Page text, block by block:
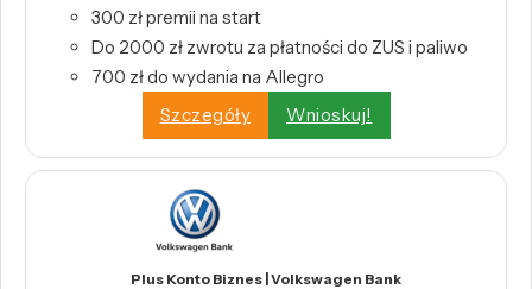
300 zł premii na start
Do 2000 zł zwrotu za płatności do ZUS i paliwo
700 zł do wydania na Allegro
Szczegóły
Wnioskuj!
Plus Konto Biznes | Volkswagen Bank